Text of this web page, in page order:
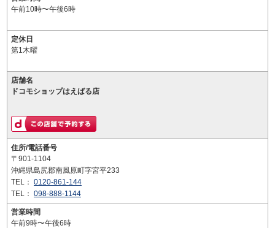
午前10時〜午後6時
定休日
第1木曜
店舗名
ドコモショップはえばる店
住所/電話番号
〒901-1104
沖縄県島尻郡南風原町字宮平233
TEL： 0120-861-144
TEL： 098-888-1144
営業時間
午前9時〜午後6時